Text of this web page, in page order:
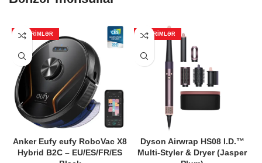
ENDIRIMLƏR
Anker Eufy eufy RoboVac X8
Hybrid B2C – EU/ES/FR/ES
ENDIRIMLƏR
Dyson Airwrap HS08 I.D.™
Multi-Styler & Dryer (Jasper